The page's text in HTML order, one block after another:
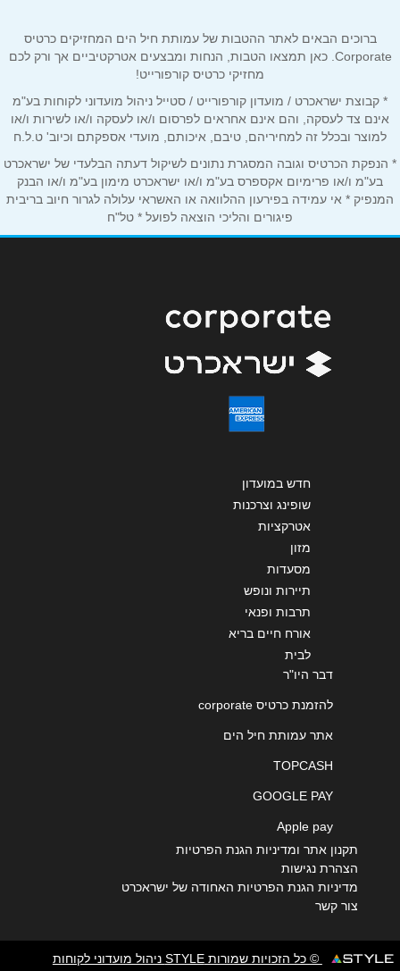
אימייל*
נושא*
אנא חזרו אלי בקשר ל...
הודעה*
שליחה
ברוכים הבאים לאתר ההטבות של עמותת חיל הים המחזיקים כרטיס
Corporate. כאן תמצאו הטבות, הנחות ומבצעים אטרקטיביים אך ורק לכם
מחזיקי כרטיס קורפורייט!
* קבוצת ישראכרט / מועדון קורפורייט / סטייל ניהול מועדוני לקוחות בע"מ
אינם צד לעסקה, והם אינם אחראים לפרסום ו/או לעסקה ו/או לשירות ו/או
למוצר ובכלל זה למחיריהם, טיבם, איכותם, מועדי אספקתם וכיוב' ט.ל.ח
* הנפקת הכרטיס וגובה המסגרת נתונים לשיקול דעתה הבלעדי של ישראכרט
בע"מ ו/או פרימיום אקספרס בע"מ ו/או ישראכרט מימון בע"מ ו/או הבנק
המנפיק * אי עמידה בפירעון ההלוואה או האשראי עלולה לגרור חיוב בריבית
פיגורים והליכי הוצאה לפועל * טל"ח
חדש במועדון
שופינג וצרכנות
אטרקציות
מזון
מסעדות
תיירות ונופש
תרבות ופנאי
אורח חיים בריא
לבית
דבר היו"ר
להזמנת כרטיס corporate
אתר עמותת חיל הים
TOPCASH
GOOGLE PAY
Apple pay
תקנון אתר ומדיניות הגנת הפרטיות
הצהרת נגישות
מדיניות הגנת הפרטיות האחודה של ישראכרט
צור קשר
© כל הזכויות שמורות STYLE ניהול מועדוני לקוחות